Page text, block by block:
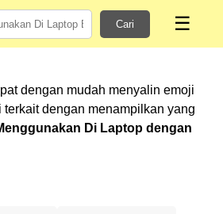
Cari ☰
dengan mudah menyalin emoji
dengan menampilkan yang
Di Laptop dengan